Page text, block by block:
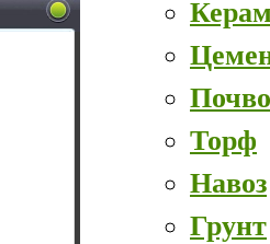
Торф
Навоз
Грунт